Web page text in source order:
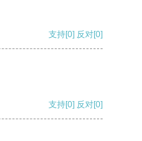
支持[0] 反对[0]
支持[0] 反对[0]